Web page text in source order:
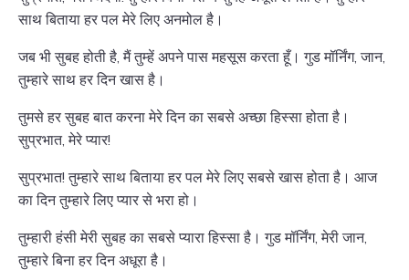
साथ बिताया हर पल मेरे लिए अनमोल है।
जब भी सुबह होती है, मैं तुम्हें अपने पास महसूस करता हूँ। गुड मॉर्निंग, जान,
तुम्हारे साथ हर दिन खास है।
तुमसे हर सुबह बात करना मेरे दिन का सबसे अच्छा हिस्सा होता है।
सुप्रभात, मेरे प्यार!
सुप्रभात! तुम्हारे साथ बिताया हर पल मेरे लिए सबसे खास होता है। आज
का दिन तुम्हारे लिए प्यार से भरा हो।
तुम्हारी हंसी मेरी सुबह का सबसे प्यारा हिस्सा है। गुड मॉर्निंग, मेरी जान,
तुम्हारे बिना हर दिन अधूरा है।